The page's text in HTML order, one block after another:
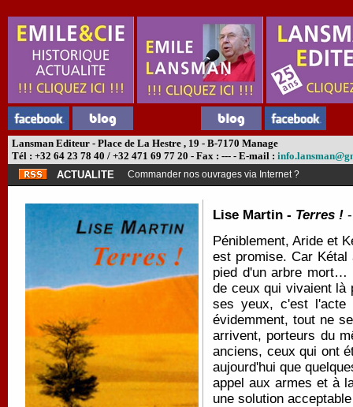
Lansman Editeur - Place de La Hestre , 19 - B-7170 Manage
Tél : +32 64 23 78 40 / +32 471 69 77 20 - Fax : --- - E-mail :
ACTUALITE
Commander nos ouvrages via Internet ?
Lise Martin - Terres !
Péniblement, Aride et
est promise. Car
pied d'un arbre mort…
de ceux qui vivaient là
ses yeux, c'est l'acte
évidemment, tout ne
arrivent, porteurs du
anciens, ceux qui ont
aujourd'hui que
appel aux armes et à
une solution